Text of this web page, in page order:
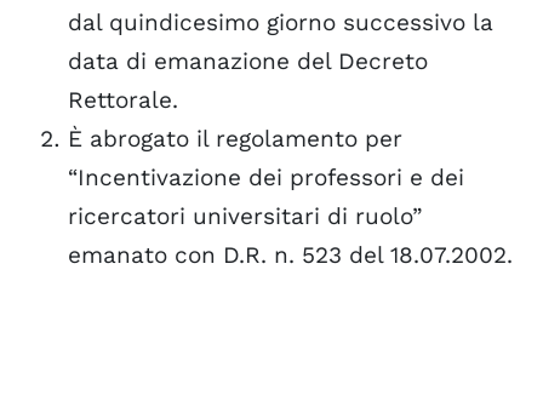
dal quindicesimo giorno successivo la
data di emanazione del Decreto
Rettorale.
È abrogato il regolamento per
“Incentivazione dei professori e dei
ricercatori universitari di ruolo”
emanato con D.R. n. 523 del 18.07.2002.